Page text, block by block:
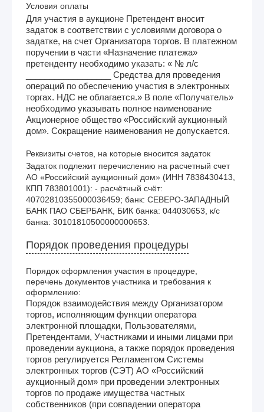
Условия оплаты
Для участия в аукционе Претендент вносит
задаток в соответствии с условиями договора о
задатке, на счет Организатора торгов. В платежном
поручении в части «Назначение платежа»
претенденту необходимо указать: « № л/с
__________________ Средства для проведения
операций по обеспечению участия в электронных
торгах. НДС не облагается.» В поле «Получатель»
необходимо указывать полное наименование
Акционерное общество «Российский аукционный
дом». Сокращение наименования не допускается.
Реквизиты счетов, на которые вносится задаток
Задаток подлежит перечислению на расчетный счет
АО «Российский аукционный дом» (ИНН 7838430413,
КПП 783801001): - расчётный счёт:
40702810355000036459; банк: СЕВЕРО-ЗАПАДНЫЙ
БАНК ПАО СБЕРБАНК, БИК банка: 044030653, к/с
банка: 30101810500000000653.
Порядок проведения процедуры
Порядок оформления участия в процедуре,
перечень документов участника и требования к
оформлению:
Порядок взаимодействия между Организатором
торгов, исполняющим функции оператора
электронной площадки, Пользователями,
Претендентами, Участниками и иными лицами при
проведении аукциона, а также порядок проведения
торгов регулируется Регламентом Системы
электронных торгов (СЭТ) АО «Российский
аукционный дом» при проведении электронных
торгов по продаже имущества частных
собственников (при совпадении оператора